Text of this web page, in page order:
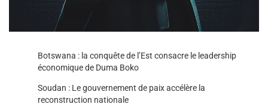
Botswana : la conquête de l’Est consacre le leadership
économique de Duma Boko
Soudan : Le gouvernement de paix accélère la
reconstruction nationale